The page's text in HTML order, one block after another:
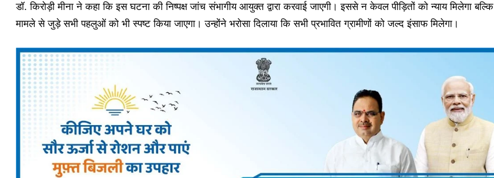
डॉ. किरोड़ी मीना ने कहा कि इस घटना की निष्पक्ष जांच संभागीय आयुक्त द्वारा करवाई जाएगी। इससे न केवल पीड़ितों को न्याय मिलेगा बल्कि
मामले से जुड़े सभी पहलुओं को भी स्पष्ट किया जाएगा। उन्होंने भरोसा दिलाया कि सभी प्रभावित ग्रामीणों को जल्द इंसाफ मिलेगा।